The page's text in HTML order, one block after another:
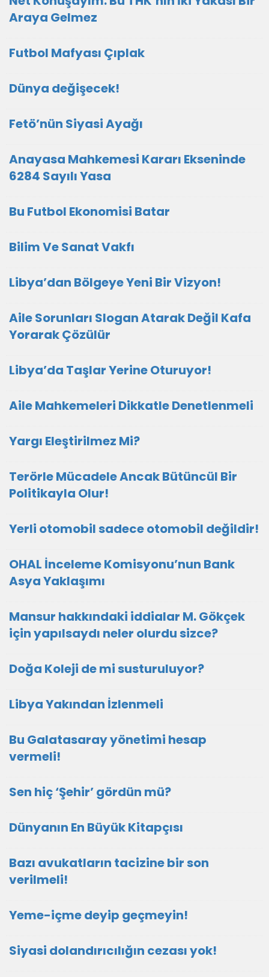
Araya Gelmez
Futbol Mafyası Çıplak
Dünya değişecek!
Fetö’nün Siyasi Ayağı
Anayasa Mahkemesi Kararı Ekseninde
6284 Sayılı Yasa
Bu Futbol Ekonomisi Batar
Bilim Ve Sanat Vakfı
Libya’dan Bölgeye Yeni Bir Vizyon!
Aile Sorunları Slogan Atarak Değil Kafa
Yorarak Çözülür
Libya’da Taşlar Yerine Oturuyor!
Aile Mahkemeleri Dikkatle Denetlenmeli
Yargı Eleştirilmez Mi?
Terörle Mücadele Ancak Bütüncül Bir
Politikayla Olur!
Yerli otomobil sadece otomobil değildir!
OHAL İnceleme Komisyonu’nun Bank
Asya Yaklaşımı
Mansur hakkındaki iddialar M. Gökçek
için yapılsaydı neler olurdu sizce?
Doğa Koleji de mi susturuluyor?
Libya Yakından İzlenmeli
Bu Galatasaray yönetimi hesap
vermeli!
Sen hiç ‘Şehir’ gördün mü?
Dünyanın En Büyük Kitapçısı
Bazı avukatların tacizine bir son
verilmeli!
Yeme-içme deyip geçmeyin!
Siyasi dolandırıcılığın cezası yok!